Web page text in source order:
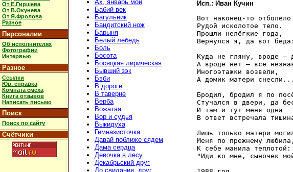
От Е.Гиршева
От В.Окунева
От Я.Фролова
Разное
Персоналии
Об исполнителях
Фотографии
Интервью
Разное
Ссылки
Юр. справка
Комната смеха
Книга отзывов
Написать письмо
Поиск
Поиск по сайту
Счётчики
Ах, январь мой
Бабий век
Багульник
Бандитский нож
Барыня
Белый лебедь
Боль
Босота
Босяцкая лирическая
Бывший зэк
Бэби
В дороге
В таверне
Верба
Вожатая
Вор и судья
Выкидуха
Гимназисточка
Давай поближе сядем
Дама сердца
Девочка в лесу
Декабрьский друг
До свидания, друг
Исп.: Иван Кучин
Вот наконец-то отболело
Рудой исколотое тело.
Прошли нелёгкие года,
Вернулся я, да вот беда:
Куда не гляну, вроде —
А вроде нет — всё
Многоэтажки возвели,
А домик матери снесли...
Бродил, бродил я по
Стучался в двери, да
И там и тут меня одна
В ответ встречала
Лишь только матери
Меня по прежнему любила,
К себе манила теплотой:
"Иди ко мне, сыночек